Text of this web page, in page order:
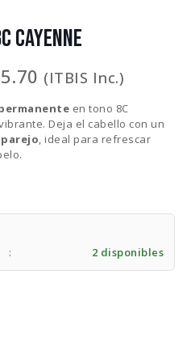
CAYENNE
El
precio
actual
es:
RD$525.70.
(ITBIS Inc.)
en tono 8C
Deja el cabello con un
, ideal para refrescar
: 2 disponibles